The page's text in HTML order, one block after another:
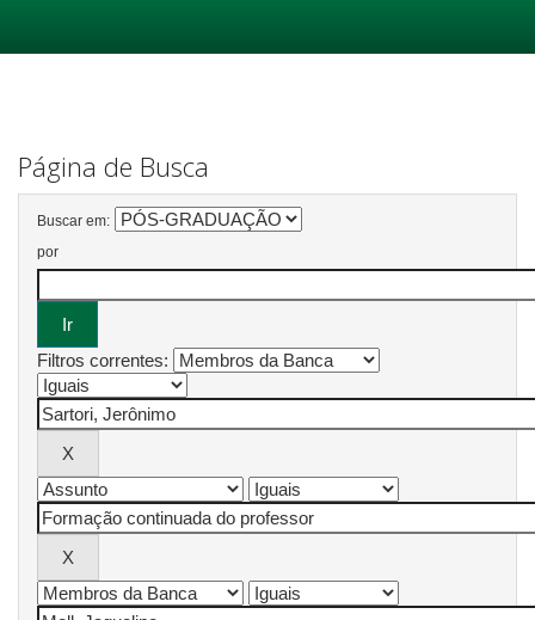
Página de Busca
Buscar em:
por
Filtros correntes: